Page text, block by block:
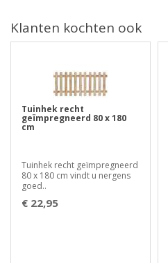
Klanten kochten ook
Tuinhek recht
geïmpregneerd 80 x 180
cm
Tuinhek recht geïmpregneerd
80 x 180 cm vindt u nergens
goed..
€ 22,95